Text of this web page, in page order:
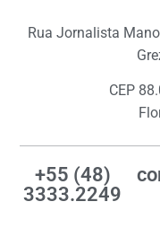
Rua Jornalista
CEP
+55 (48)
3333.2249